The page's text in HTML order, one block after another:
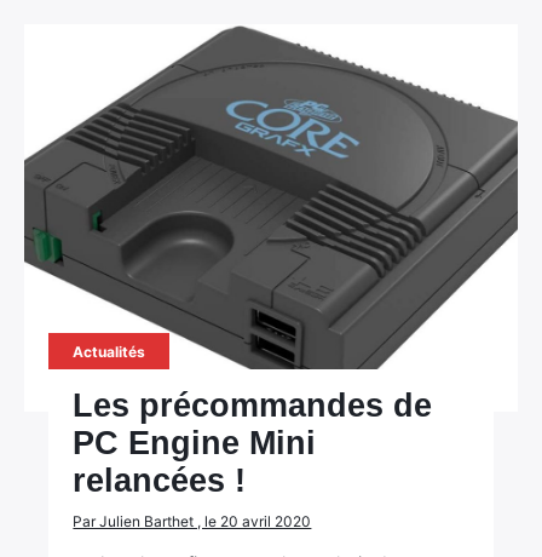
Actualités
Les précommandes de
PC Engine Mini
relancées !
Par Julien Barthet , le 20 avril 2020